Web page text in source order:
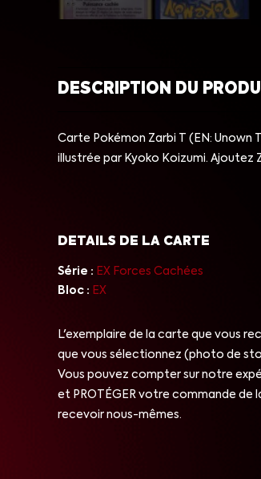
DESCRIPTION DU
Carte Pokémon Zarbi T (EN: Unown
illustrée par Kyoko Koizumi.
DETAILS DE LA CARTE
Série : EX Forces Cachées
Bloc : EX
L'exemplaire de la carte que vous
que vous sélectionnez (photo de
Vous pouvez compter sur notre
et PROTÉGER votre commande de
recevoir nous-mêmes.